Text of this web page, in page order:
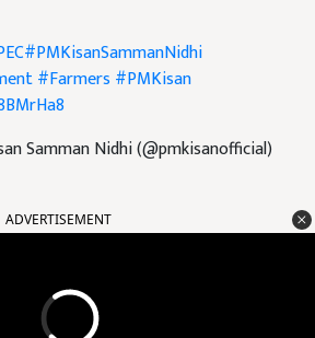
#PMKisanSammanNidhi
#Farmers #PMKisan
Samman Nidhi (@pmkisanofficial)
ADVERTISEMENT